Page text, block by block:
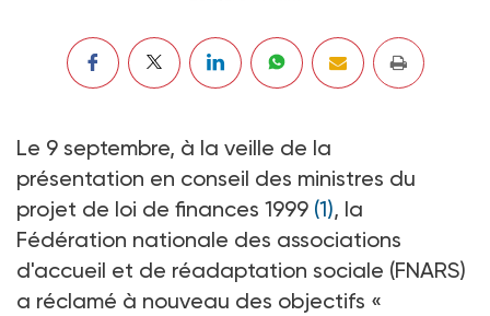
Le 9 septembre, à la veille de la
présentation en conseil des ministres du
projet de loi de finances 1999 (1), la
Fédération nationale des associations
d'accueil et de réadaptation sociale (FNARS)
a réclamé à nouveau des objectifs «